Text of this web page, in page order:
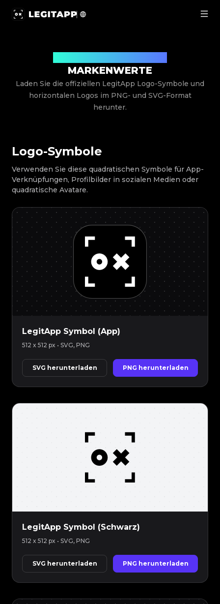
MARKENWERTE
Laden Sie die offiziellen LegitApp Logo-Symbole und
horizontalen Logos im PNG- und SVG-Format
herunter.
Logo-Symbole
Verwenden Sie diese quadratischen Symbole für App-
Verknüpfungen, Profilbilder in sozialen Medien oder
quadratische Avatare.
LegitApp Symbol (App)
512 x 512 px • SVG, PNG
SVG herunterladen PNG herunterladen
LegitApp Symbol (Schwarz)
512 x 512 px • SVG, PNG
SVG herunterladen PNG herunterladen